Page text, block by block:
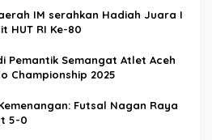
IM serahkan Hadiah Juara I
HUT RI Ke-80
Pemantik Semangat Atlet Aceh
Championship 2025
Futsal Nagan Raya
5-0